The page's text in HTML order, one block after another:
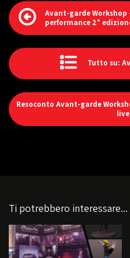
Avant-garde Workshop
performance 2°
Tutto su:
Resoconto Avant-garde
Ti potrebbero interessare...